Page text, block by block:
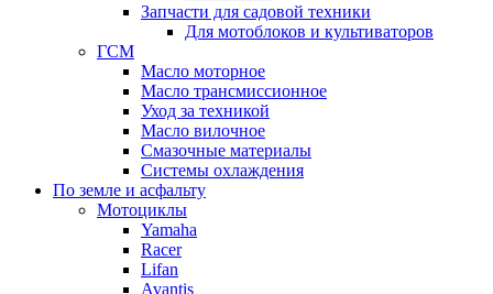
Запчасти для садовой техники
Для мотоблоков и культиваторов
ГСМ
Масло моторное
Масло трансмиссионное
Уход за техникой
Масло вилочное
Смазочные материалы
Системы охлаждения
По земле и асфальту
Мотоциклы
Yamaha
Racer
Lifan
Avantis